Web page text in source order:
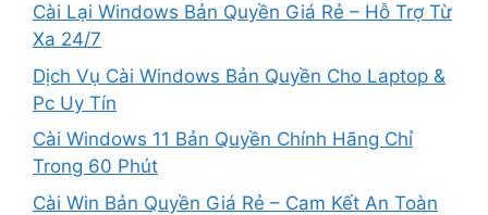
Cài Lại Windows Bản Quyền Giá Rẻ – Hỗ Trợ Từ
Xa 24/7
Dịch Vụ Cài Windows Bản Quyền Cho Laptop &
Pc Uy Tín
Cài Windows 11 Bản Quyền Chính Hãng Chỉ
Trong 60 Phút
Cài Win Bản Quyền Giá Rẻ – Cam Kết An Toàn